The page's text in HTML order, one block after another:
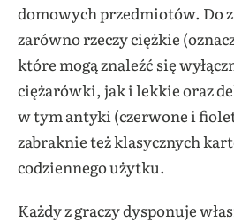
domowych przedmiotów. Do
zarówno rzeczy ciężkie
które mogą znaleźć się
ciężarówki, jak i lekkie oraz
w tym antyki (czerwone i
zabraknie też klasycznych
codziennego użytku.
Każdy z graczy dysponuje